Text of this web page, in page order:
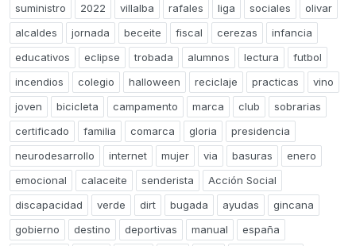
suministro
2022 villalba rafales liga sociales
olivar
alcaldes
jornada beceite fiscal cerezas
infancia
educativos
eclipse trobada alumnos lectura
futbol
incendios
colegio halloween reciclaje practicas
vino
joven
bicicleta campamento marca club
sobrarias
certificado
familia comarca gloria
presidencia
neurodesarrollo
internet mujer via basuras
enero
emocional
calaceite senderista
Acción Social
discapacidad
verde dirt bugada ayudas
gincana
gobierno
destino deportivas manual
españa